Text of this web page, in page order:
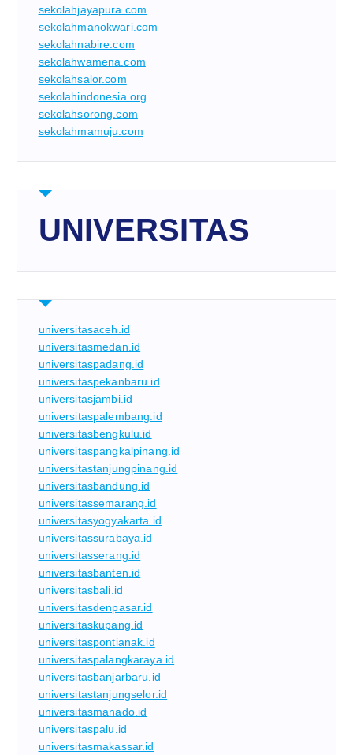
sekolahjayapura.com
sekolahmanokwari.com
sekolahnabire.com
sekolahwamena.com
sekolahsalor.com
sekolahindonesia.org
sekolahsorong.com
sekolahmamuju.com
UNIVERSITAS
universitasaceh.id
universitasmedan.id
universitaspadang.id
universitaspekanbaru.id
universitasjambi.id
universitaspalembang.id
universitasbengkulu.id
universitaspangkalpinang.id
universitastanjungpinang.id
universitasbandung.id
universitassemarang.id
universitasyogyakarta.id
universitassurabaya.id
universitasserang.id
universitasbanten.id
universitasbali.id
universitasdenpasar.id
universitaskupang.id
universitaspontianak.id
universitaspalangkaraya.id
universitasbanjarbaru.id
universitastanjungselor.id
universitasmanado.id
universitaspalu.id
universitasmakassar.id